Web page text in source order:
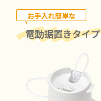
お手入れ簡単な
電動据置きタイプ